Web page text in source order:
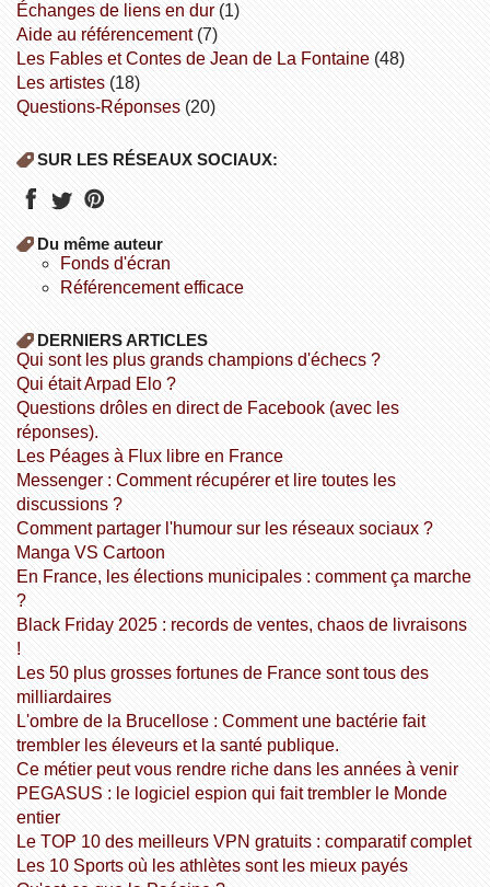
échanges de liens en dur(1)
aide au référencement(7)
Les Fables et Contes de Jean de La Fontaine(48)
Les artistes(18)
Questions-Réponses(20)
SUR LES RÉSEAUX SOCIAUX:
Du même auteur
fonds d'écran
référencement efficace
DERNIERS ARTICLES
Qui sont les plus grands champions d'échecs ?
Qui était Arpad Elo ?
Questions drôles en direct de Facebook (avec les
réponses).
Les Péages à Flux libre en France
Messenger : Comment récupérer et lire toutes les
discussions ?
Comment partager l'humour sur les réseaux sociaux ?
Manga VS Cartoon
En France, les élections municipales : comment ça marche
?
Black Friday 2025 : records de ventes, chaos de livraisons
!
Les 50 plus grosses fortunes de France sont tous des
milliardaires
L'ombre de la Brucellose : Comment une bactérie fait
trembler les éleveurs et la santé publique.
Ce métier peut vous rendre riche dans les années à venir
PEGASUS : le logiciel espion qui fait trembler le Monde
entier
Le TOP 10 des meilleurs VPN gratuits : comparatif complet
Les 10 Sports où les athlètes sont les mieux payés